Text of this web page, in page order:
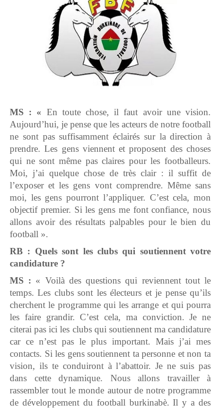
MS : « En toute chose, il faut avoir une vision.
Aujourd’hui, je pense que les acteurs de notre football
ne sont pas suffisamment éclairés sur la direction à
prendre. Les gens viennent et proposent des choses
qui ne sont même pas claires pour les footballeurs.
Moi, j’ai quelque chose de très clair : il suffit de
l’exposer et les gens vont comprendre. Même sans
moi, les gens pourront l’appliquer. C’est cela, mon
objectif premier. Si les gens me font confiance, nous
allons avoir des résultats palpables pour le bien du
football ».
RB : Quels sont les clubs qui soutiennent votre
candidature ?
MS : « Voilà des questions qui reviennent tout le
temps. Les clubs sont les électeurs et je pense qu’ils
cherchent le programme qui les arrange et qui pourra
les faire grandir. C’est cela, ma conviction. Je ne
citerai pas ici les clubs qui soutiennent ma candidature
car ce n’est pas le plus important. Mais j’ai mes
contacts. Si les gens soutiennent ta personne et non ta
vision, ils te conduiront à l’abattoir. Je ne suis pas
dans cette dynamique. Nous allons travailler à
rassembler tout le monde autour de notre programme
de développement du football burkinabè. Il y a des